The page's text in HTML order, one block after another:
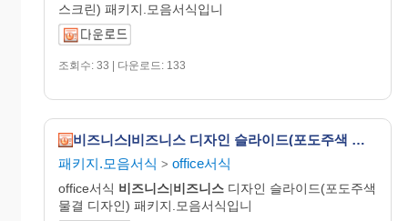
스크린) 패키지.모음서식입니
조회수: 33 | 다운로드: 133
비즈니스|비즈니스 디자인 슬라이드(포도주색 물결 디자인)
패키지.모음서식 > office서식
office서식 비즈니스|비즈니스 디자인 슬라이드(포도주색
물결 디자인) 패키지.모음서식입니